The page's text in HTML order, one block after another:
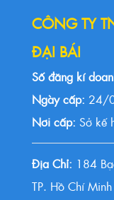
CÔNG TY
ĐẠI BÁI
Số đăng kí
Ngày cấp: 24/
Nơi cấp: Sở kế
Địa Chỉ: 184
TP. Hồ Chí Minh